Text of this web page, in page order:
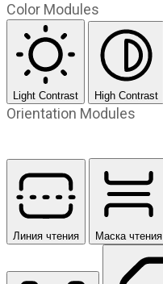
Color Modules
Light Contrast High Contrast
Orientation Modules
Линия чтения Маска чтения